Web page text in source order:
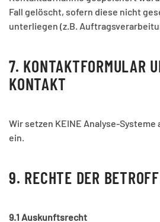
Fall gelöscht, sofern diese nicht
unterliegen (z.B.
7. KONTAKTFORMULAR
KONTAKT
Wir setzen KEINE Analyse-
ein.
9. RECHTE DER
9.1 Auskunftsrecht